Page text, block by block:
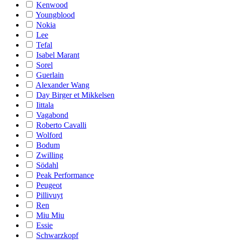
Kenwood
Youngblood
Nokia
Lee
Tefal
Isabel Marant
Sorel
Guerlain
Alexander Wang
Day Birger et Mikkelsen
Iittala
Vagabond
Roberto Cavalli
Wolford
Bodum
Zwilling
Södahl
Peak Performance
Peugeot
Pillivuyt
Ren
Miu Miu
Essie
Schwarzkopf